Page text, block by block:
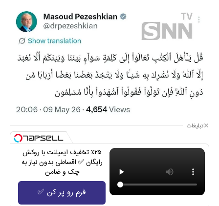
تبلیغات
٪۲۵ تخفیف ایمپلنت با روکش
رایگان ✅ اقساطی بدون نیاز به
چک و ضامن
فرم رو پر کن ✅